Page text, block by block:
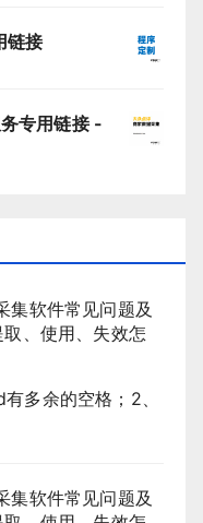
链接
专用链接 -
集软件常见问题及
、使用、失效怎
多余的空格；2、
集软件常见问题及